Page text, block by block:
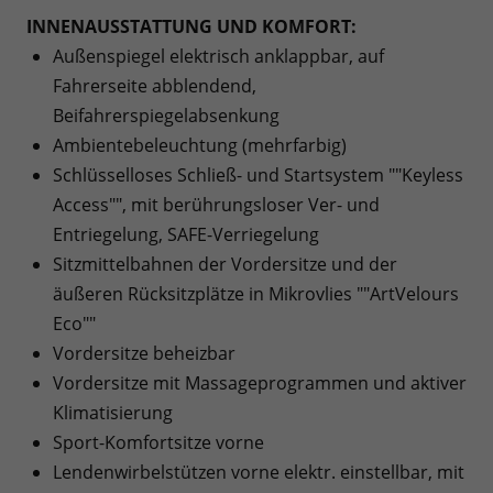
INNENAUSSTATTUNG UND KOMFORT:
Außenspiegel elektrisch anklappbar, auf
Fahrerseite abblendend,
Beifahrerspiegelabsenkung
Ambientebeleuchtung (mehrfarbig)
Schlüsselloses Schließ- und Startsystem ""Keyless
Access"", mit berührungsloser Ver- und
Entriegelung, SAFE-Verriegelung
Sitzmittelbahnen der Vordersitze und der
äußeren Rücksitzplätze in Mikrovlies ""ArtVelours
Eco""
Vordersitze beheizbar
Vordersitze mit Massageprogrammen und aktiver
Klimatisierung
Sport-Komfortsitze vorne
Lendenwirbelstützen vorne elektr. einstellbar, mit